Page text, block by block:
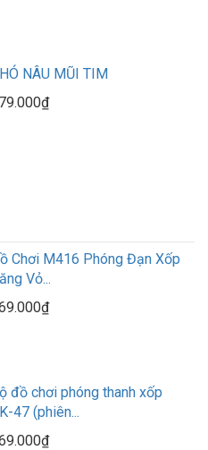
NÂU MŨI TIM
Chơi M416 Phóng Đạn Xốp
Vỏ...
đồ chơi phóng thanh xốp
47 (phiên...